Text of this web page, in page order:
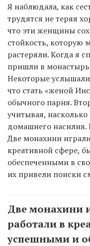
Я наблюдала, как
трудятся не теряя
что эти женщины
стойкость, которую
растеряли. Когда я
пришли в
Некоторые
что стать «женой
обычного парня.
учитывая,
домашнего
Две монахини
креативной сфере,
обеспеченными в
их привели поиски
Две монахини
работали в
успешными и